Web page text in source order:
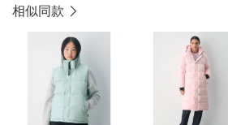
相似同款